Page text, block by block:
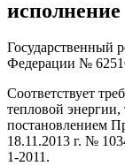
исполнение
Государственный
Федерации №
Соответствует
тепловой
постановлением
18.11.2013 г. №
1-2011.